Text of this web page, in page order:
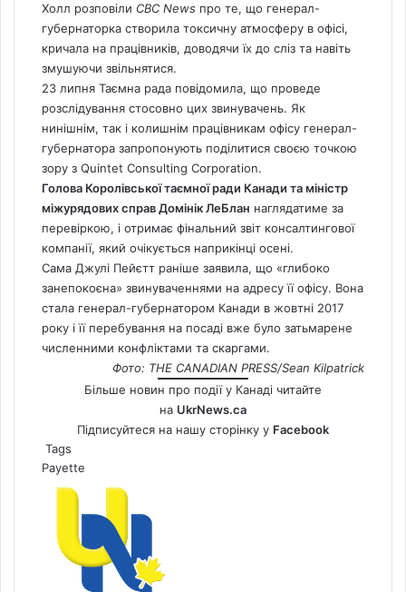
Холл розповіли CBC News про те, що генерал-
губернаторка створила токсичну атмосферу в офісі,
кричала на працівників, доводячи їх до сліз та навіть
змушуючи звільнятися.
23 липня Таємна рада повідомила, що проведе
розслідування стосовно цих звинувачень. Як
нинішнім, так і колишнім працівникам офісу генерал-
губернатора запропонують поділитися своєю точкою
зору з Quintet Consulting Corporation.
Голова Королівської таємної ради Канади та міністр
міжурядових справ Домінік ЛеБлан наглядатиме за
перевіркою, і отримає фінальний звіт консалтингової
компанії, який очікується наприкінці осені.
Сама Джулі Пейєтт раніше заявила, що «глибоко
занепокоєна» звинуваченнями на адресу її офісу. Вона
стала генерал-губернатором Канади в жовтні 2017
року і її перебування на посаді вже було затьмарене
численними конфліктами та скаргами.
Фото: THE CANADIAN PRESS/Sean Kilpatrick
Більше новин про події у Канаді читайте
на UkrNews.ca
Підписуйтеся на нашу сторінку у Facebook
Tags
Payette